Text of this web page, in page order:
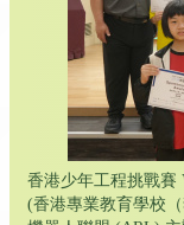
香港少年工程挑戰賽
(香港專業教育學校